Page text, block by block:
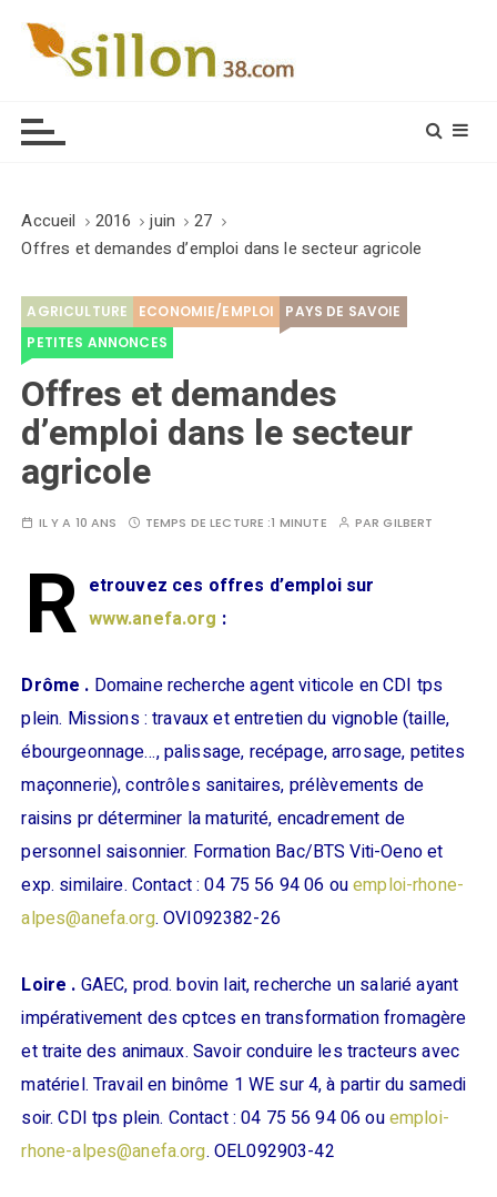
Accueil 2016 juin
27
Offres et demandes d’emploi dans le secteur agricole
AGRICULTURE ECONOMIE/EMPLOI
PAYS DE SAVOIE
PETITES ANNONCES
Offres et demandes
d’emploi dans le secteur
agricole
IL Y A 10 ANS TEMPS DE LECTURE :1 MINUTE PARGILBERT
R etrouvez ces offres d’emploi sur
www.anefa.org :
Drôme . Domaine recherche agent viticole en CDI tps
plein. Missions : travaux et entretien du vignoble (taille,
ébourgeonnage…, palissage, recépage, arrosage, petites
maçonnerie), contrôles sanitaires, prélèvements de
raisins pr déterminer la maturité, encadrement de
personnel saisonnier. Formation Bac/BTS Viti-Oeno et
exp. similaire. Contact : 04 75 56 94 06 ouemploi-rhone-
alpes@anefa.org. OVI092382-26
Loire . GAEC, prod. bovin lait, recherche un salarié ayant
impérativement des cptces en transformation fromagère
et traite des animaux. Savoir conduire les tracteurs avec
matériel. Travail en binôme 1 WE sur 4, à partir du samedi
soir. CDI tps plein. Contact : 04 75 56 94 06 ouemploi-
rhone-alpes@anefa.org. OEL092903-42